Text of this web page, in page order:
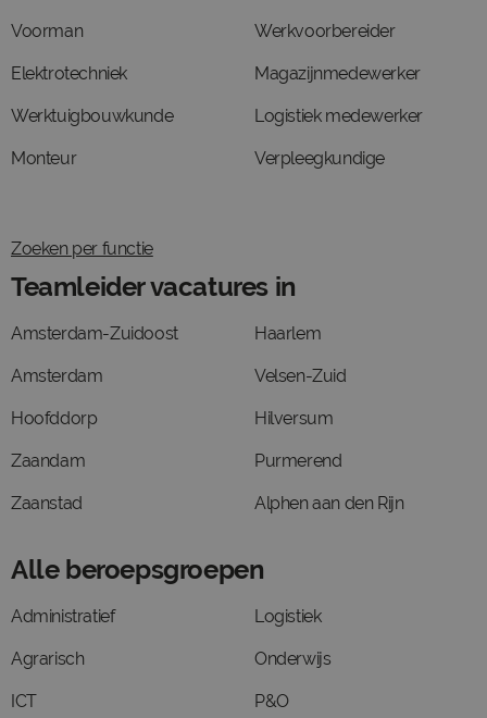
Voorman
Elektrotechniek
Werktuigbouwkunde
Monteur
Werkvoorbereider
Magazijnmedewerker
Logistiek medewerker
Verpleegkundige
Zoeken per functie
Teamleider vacatures in
Amsterdam-Zuidoost
Amsterdam
Hoofddorp
Zaandam
Zaanstad
Haarlem
Velsen-Zuid
Hilversum
Purmerend
Alphen aan den Rijn
Alle beroepsgroepen
Administratief
Agrarisch
ICT
Logistiek
Onderwijs
P&O